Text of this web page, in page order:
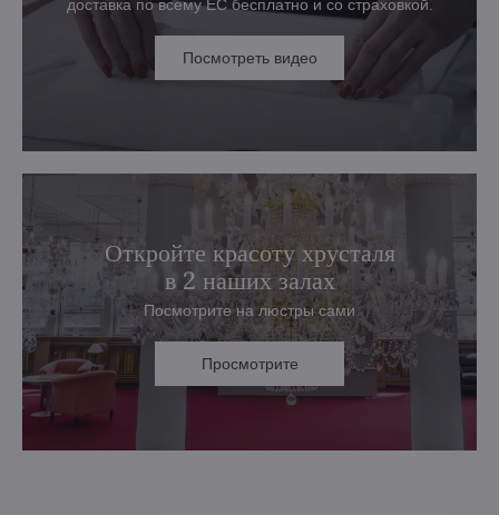
доставка по всему ЕС бесплатно и со страховкой.
Посмотреть видео
Откройте красоту хрусталя
в 2 наших залах
Посмотрите на люстры сами
Просмотрите